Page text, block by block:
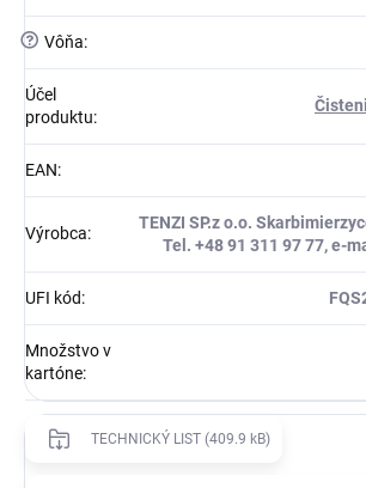
? Vôňa:
Účel
produktu:
EAN:
Výrobca:
TENZI SP.z o.o.
Tel. +48 91 311 97 77, e-
UFI kód:
Množstvo v
kartóne:
TECHNICKÝ LIST (409.9 kB)